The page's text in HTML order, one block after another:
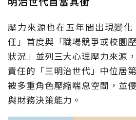
壓力來源也在五年間出現變
任」首度與「職場競爭或校園
狀況」並列三大心理壓力來源
責任的「三明治世代」中位居
被多重角色壓縮喘息空間，並
與財務決策能力。